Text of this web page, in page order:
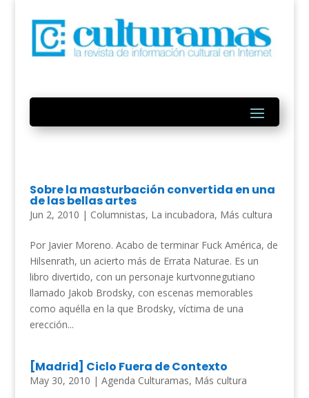
Sobre la masturbación convertida en una
de las bellas artes
Jun 2, 2010 | Columnistas, La incubadora, Más cultura
Por Javier Moreno. Acabo de terminar Fuck América, de
Hilsenrath, un acierto más de Errata Naturae. Es un
libro divertido, con un personaje kurtvonnegutiano
llamado Jakob Brodsky, con escenas memorables
como aquélla en la que Brodsky, víctima de una
erección...
[Madrid] Ciclo Fuera de Contexto
May 30, 2010 | Agenda Culturamas, Más cultura